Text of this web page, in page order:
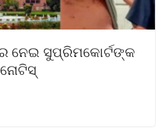
ନେଇ ସୁପ୍ରିମକୋର୍ଟଙ୍କ